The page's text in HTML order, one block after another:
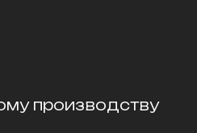
производству